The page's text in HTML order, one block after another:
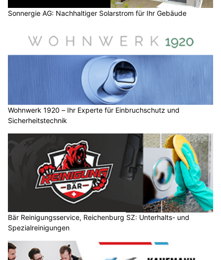
Sonnergie AG: Nachhaltiger Solarstrom für Ihr Gebäude
Wohnwerk 1920 – Ihr Experte für Einbruchschutz und
Sicherheitstechnik
Bär Reinigungsservice, Reichenburg SZ: Unterhalts- und
Spezialreinigungen